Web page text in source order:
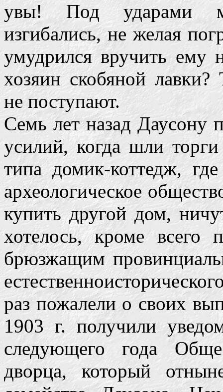
увы! Под ударами
изгибались, не желая
умудрился вручить ему
хозяин скобяной
не поступают.
Семь лет назад Даусону
усилий, когда шли
типа домик-коттедж,
археологическое
купить другой дом,
хотелось, кроме всего
брюзжащим
раз пожалели о своих
1903 г. получили
следующего года
дворца, который